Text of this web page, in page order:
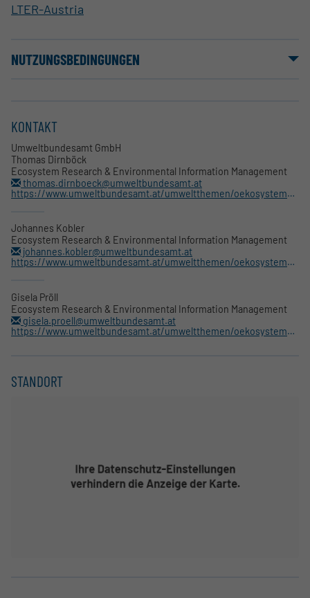
LTER-Austria
NUTZUNGSBEDINGUNGEN
KONTAKT
Umweltbundesamt GmbH
Thomas Dirnböck
Ecosystem Research & Environmental Information Management
thomas.dirnboeck@umweltbundesamt.at
https://www.umweltbundesamt.at/umweltthemen/oekosystemmonitoring/zoebelboden
Johannes Kobler
Ecosystem Research & Environmental Information Management
johannes.kobler@umweltbundesamt.at
https://www.umweltbundesamt.at/umweltthemen/oekosystemmonitoring/zoebelboden
Gisela Pröll
Ecosystem Research & Environmental Information Management
gisela.proell@umweltbundesamt.at
https://www.umweltbundesamt.at/umweltthemen/oekosystemmonitoring/zoebelboden
STANDORT